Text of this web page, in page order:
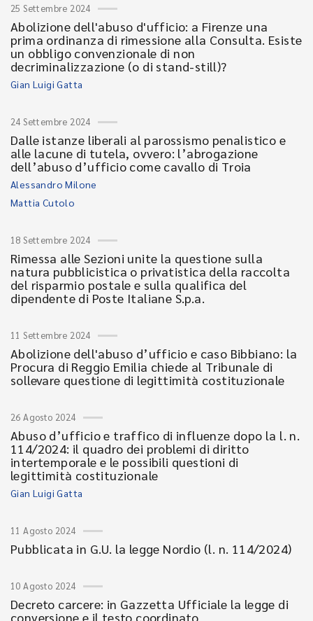
25 Settembre 2024
Abolizione dell'abuso d'ufficio: a Firenze una
prima ordinanza di rimessione alla Consulta. Esiste
un obbligo convenzionale di non
decriminalizzazione (o di stand-still)?
Gian Luigi Gatta
24 Settembre 2024
Dalle istanze liberali al parossismo penalistico e
alle lacune di tutela, ovvero: l’abrogazione
dell’abuso d’ufficio come cavallo di Troia
Alessandro Milone
Mattia Cutolo
18 Settembre 2024
Rimessa alle Sezioni unite la questione sulla
natura pubblicistica o privatistica della raccolta
del risparmio postale e sulla qualifica del
dipendente di Poste Italiane S.p.a.
11 Settembre 2024
Abolizione dell'abuso d’ufficio e caso Bibbiano: la
Procura di Reggio Emilia chiede al Tribunale di
sollevare questione di legittimità costituzionale
26 Agosto 2024
Abuso d’ufficio e traffico di influenze dopo la l. n.
114/2024: il quadro dei problemi di diritto
intertemporale e le possibili questioni di
legittimità costituzionale
Gian Luigi Gatta
11 Agosto 2024
Pubblicata in G.U. la legge Nordio (l. n. 114/2024)
10 Agosto 2024
Decreto carcere: in Gazzetta Ufficiale la legge di
conversione e il testo coordinato